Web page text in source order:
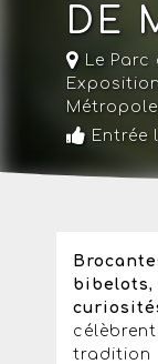
DE
Le Parc
Métropole
Entrée
bibelots
tradition